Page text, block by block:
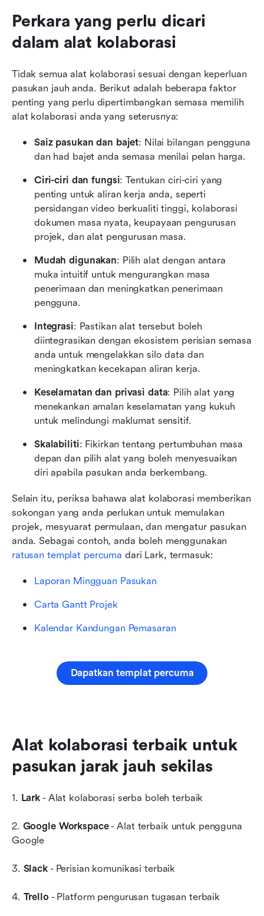
Perkara yang perlu dicari
dalam alat kolaborasi
Tidak semua alat kolaborasi sesuai dengan keperluan
pasukan jauh anda. Berikut adalah beberapa faktor
penting yang perlu dipertimbangkan semasa memilih
alat kolaborasi anda yang seterusnya:
Saiz pasukan dan bajet: Nilai bilangan pengguna
dan had bajet anda semasa menilai pelan harga.
Ciri-ciri dan fungsi: Tentukan ciri-ciri yang
penting untuk aliran kerja anda, seperti
persidangan video berkualiti tinggi, kolaborasi
dokumen masa nyata, keupayaan pengurusan
projek, dan alat pengurusan masa.
Mudah digunakan: Pilih alat dengan antara
muka intuitif untuk mengurangkan masa
penerimaan dan meningkatkan penerimaan
pengguna.
Integrasi: Pastikan alat tersebut boleh
diintegrasikan dengan ekosistem perisian semasa
anda untuk mengelakkan silo data dan
meningkatkan kecekapan aliran kerja.
Keselamatan dan privasi data: Pilih alat yang
menekankan amalan keselamatan yang kukuh
untuk melindungi maklumat sensitif.
Skalabiliti: Fikirkan tentang pertumbuhan masa
depan dan pilih alat yang boleh menyesuaikan
diri apabila pasukan anda berkembang.
Selain itu, periksa bahawa alat kolaborasi memberikan
sokongan yang anda perlukan untuk memulakan
projek, mesyuarat permulaan, dan mengatur pasukan
anda. Sebagai contoh, anda boleh menggunakan
ratusan templat percuma dari Lark, termasuk:
Laporan Mingguan Pasukan
Carta Gantt Projek
Kalendar Kandungan Pemasaran
Dapatkan templat percuma
Alat kolaborasi terbaik untuk
pasukan jarak jauh sekilas
1. Lark - Alat kolaborasi serba boleh terbaik
2. Google Workspace - Alat terbaik untuk pengguna
Google
3. Slack - Perisian komunikasi terbaik
4. Trello - Platform pengurusan tugasan terbaik